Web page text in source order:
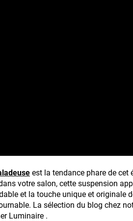
est la tendance phare de cet
votre salon, cette suspension
et la touche unique et originale
La sélection du blog chez
Luminaire .